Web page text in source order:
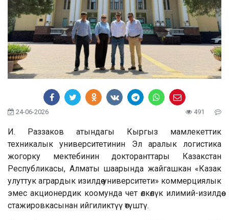
24-06-2026 491
И. Раззаков атындагы Кыргыз мамлекеттик
техникалык университетинин Эл аралык логистика
жогорку мектебинин докторанттары Казакстан
Республикасы, Алматы шаарында жайгашкан «Казак
улуттук агрардык изилдөө университети» коммерциялык
эмес акционердик коомунда чет өлкөлүк илимий-изилдөө
стажировкасынан ийгиликтүү өтүштү.